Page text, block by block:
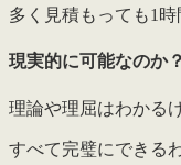
多く見積もっても1時
現実的に可能なのか
理論や理屈はわかる
すべて完璧にできる